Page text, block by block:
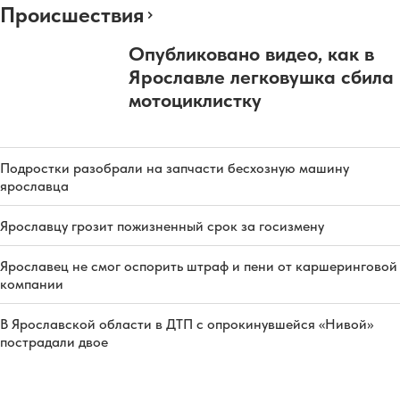
Происшествия
Опубликовано видео, как в
Ярославле легковушка сбила
мотоциклистку
Подростки разобрали на запчасти бесхозную машину
ярославца
Ярославцу грозит пожизненный срок за госизмену
Ярославец не смог оспорить штраф и пени от каршеринговой
компании
В Ярославской области в ДТП с опрокинувшейся «Нивой»
пострадали двое